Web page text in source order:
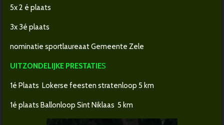
5x 2 é plaats
3x 3é plaats
nominatie sportlaureaat Gemeente Zele
UITZONDELIJKE PRESTATIES
1é Plaats Lokerse feesten stratenloop 5 km
1é plaats Ballonloop Sint Niklaas 5 km